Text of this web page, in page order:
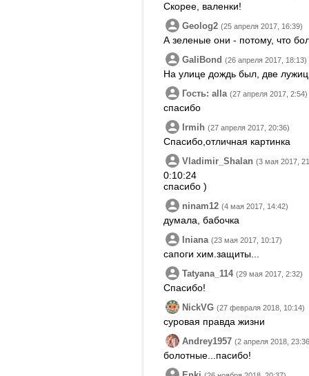
Скорее, валенки!
Geolog2 (25 апреля 2017, 16:39)
А зеленые они - потому, что
GaliBond (26 апреля 2017, 18:13)
На улице дождь был, две
Гость: alla (27 апреля 2017, 2:54)
спасибо
Irmih (27 апреля 2017, 20:36)
Спасибо,отличная картинка
Vladimir_Shalan (3 мая 2017,
0:10:24
спасибо )
ninam12 (4 мая 2017, 14:42)
думала, бабочка
Iniana (23 мая 2017, 10:17)
сапоги хим.защиты...
Tatyana_114 (29 мая 2017, 2:32)
Спасибо!
NickVG (27 февраля 2018, 10:14)
суровая правда жизни
Andrey1957 (2 апреля 2018,
болотные...пасибо!